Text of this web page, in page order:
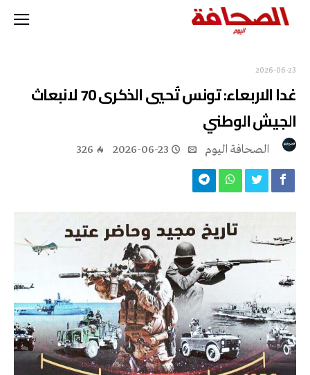
2026-06-23
غدا الاربعاء: تونس تُحيي الذكرى 70 لانبعاث
الجيش الوطني
2026-06-23
326